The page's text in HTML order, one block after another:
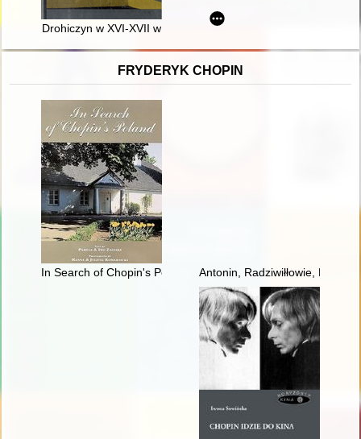
Drohiczyn w XVI-XVII w
FRYDERYK CHOPIN
In Search of Chopin's Poland Antonin, Radziwiłłowie,